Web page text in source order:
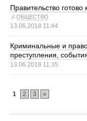
Правительство
// ОБЩЕСТВО
13.06.2018 11:44
Криминальные и
преступления,
13.06.2018 11:35
1 2 3 »